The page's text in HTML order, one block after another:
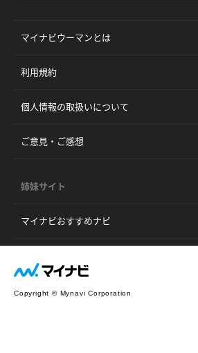
マイナビウーマンとは
利用規約
個人情報の取扱いについて
ご意見・ご感想
姉妹サイト
マイナビおすすめナビ
Copyright © Mynavi Corporation